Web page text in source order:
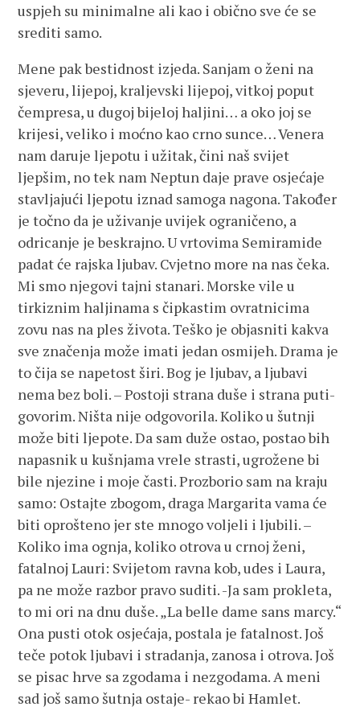
uspjeh su minimalne ali kao i obično sve će se
srediti samo.
Mene pak bestidnost izjeda. Sanjam o ženi na
sjeveru, lijepoj, kraljevski lijepoj, vitkoj poput
čempresa, u dugoj bijeloj haljini… a oko joj se
krijesi, veliko i moćno kao crno sunce… Venera
nam daruje ljepotu i užitak, čini naš svijet
ljepšim, no tek nam Neptun daje prave osjećaje
stavljajući ljepotu iznad samoga nagona. Također
je točno da je uživanje uvijek ograničeno, a
odricanje je beskrajno. U vrtovima Semiramide
padat će rajska ljubav. Cvjetno more na nas čeka.
Mi smo njegovi tajni stanari. Morske vile u
tirkiznim haljinama s čipkastim ovratnicima
zovu nas na ples života. Teško je objasniti kakva
sve značenja može imati jedan osmijeh. Drama je
to čija se napetost širi. Bog je ljubav, a ljubavi
nema bez boli. – Postoji strana duše i strana puti-
govorim. Ništa nije odgovorila. Koliko u šutnji
može biti ljepote. Da sam duže ostao, postao bih
napasnik u kušnjama vrele strasti, ugrožene bi
bile njezine i moje časti. Prozborio sam na kraju
samo: Ostajte zbogom, draga Margarita vama će
biti oprošteno jer ste mnogo voljeli i ljubili. –
Koliko ima ognja, koliko otrova u crnoj ženi,
fatalnoj Lauri: Svijetom ravna kob, udes i Laura,
pa ne može razbor pravo suditi. -Ja sam prokleta,
to mi ori na dnu duše. „La belle dame sans marcy.“
Ona pusti otok osjećaja, postala je fatalnost. Još
teče potok ljubavi i stradanja, zanosa i otrova. Još
se pisac hrve sa zgodama i nezgodama. A meni
sad još samo šutnja ostaje- rekao bi Hamlet.